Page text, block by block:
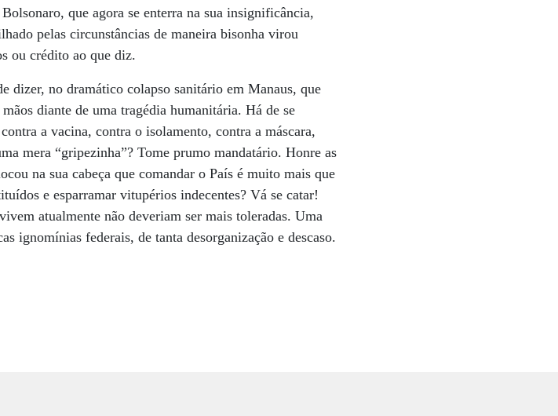
que agora se enterra na sua insignificância,
pelas circunstâncias de maneira bisonha virou
ou crédito ao que diz.
dizer, no dramático colapso sanitário em Manaus, que
diante de uma tragédia humanitária. Há de se
a vacina, contra o isolamento, contra a máscara,
mera “gripezinha”? Tome prumo mandatário. Honre as
na sua cabeça que comandar o País é muito mais que
e esparramar vitupérios indecentes? Vá se catar!
atualmente não deveriam ser mais toleradas. Uma
ignomínias federais, de tanta desorganização e descaso.